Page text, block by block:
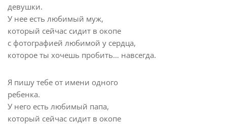
девушки.
У нее есть любимый муж,
который сейчас сидит в окопе
с фотографией любимой у сердца,
которое ты хочешь пробить… навсегда.
Я пишу тебе от имени одного
ребенка.
У него есть любимый папа,
который сейчас сидит в окопе